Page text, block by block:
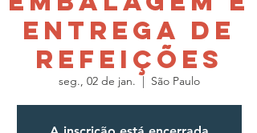
Entrega de
Refeições
seg., 02 de jan.
  |
São Paulo